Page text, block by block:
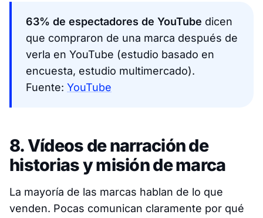
63% de espectadores de YouTube dicen
que compraron de una marca después de
verla en YouTube (estudio basado en
encuesta, estudio multimercado).
Fuente: YouTube
8. Vídeos de narración de
historias y misión de marca
La mayoría de las marcas hablan de lo que
venden. Pocas comunican claramente por qué